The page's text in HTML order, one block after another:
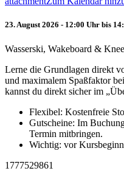
23. August 2026 - 12:00 Uhr bis
Wasserski, Wakeboard &
Lerne die Grundlagen direkt
und maximalem Spaßfaktor
kannst du direkt sicher im
Flexibel: Kostenfreie
Gutscheine: Im
Termin mitbringen.
Wichtig: vor
1777529861